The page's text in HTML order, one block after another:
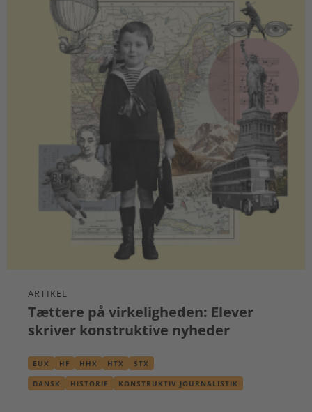
ARTIKEL
Tættere på virkeligheden: Elever
skriver konstruktive nyheder
EUX HF HHX HTX STX
DANSK HISTORIE
KONSTRUKTIV JOURNALISTIK